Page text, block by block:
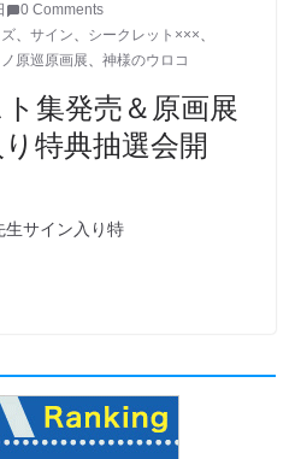
0 Comments
、 サイン、 シークレット×××、
ノ原巡原画展、 神様のウロコ
集発売＆原画展
特典抽選会開
生サイン入り特